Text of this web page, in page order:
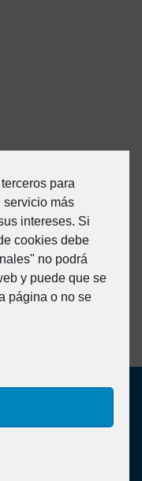
para
servicio más
intereses. Si
cookies debe
no podrá
y puede que se
página o no se